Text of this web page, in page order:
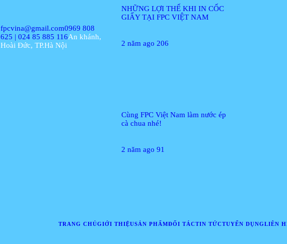
fpcvina@gmail.com0969 808
625 | 024 85 885 116An khánh,
Hoài Đức, TP.Hà Nội
NHỮNG LỢI THẾ KHI IN CỐC
GIẤY TẠI FPC VIỆT NAM
2 năm ago 206
Cùng FPC Việt Nam làm nước ép
cà chua nhé!
2 năm ago 91
TRANG CHỦGIỚI THIỆUSẢN PHẨMĐỐI TÁCTIN TỨCTUYỂN DỤNGLIÊN